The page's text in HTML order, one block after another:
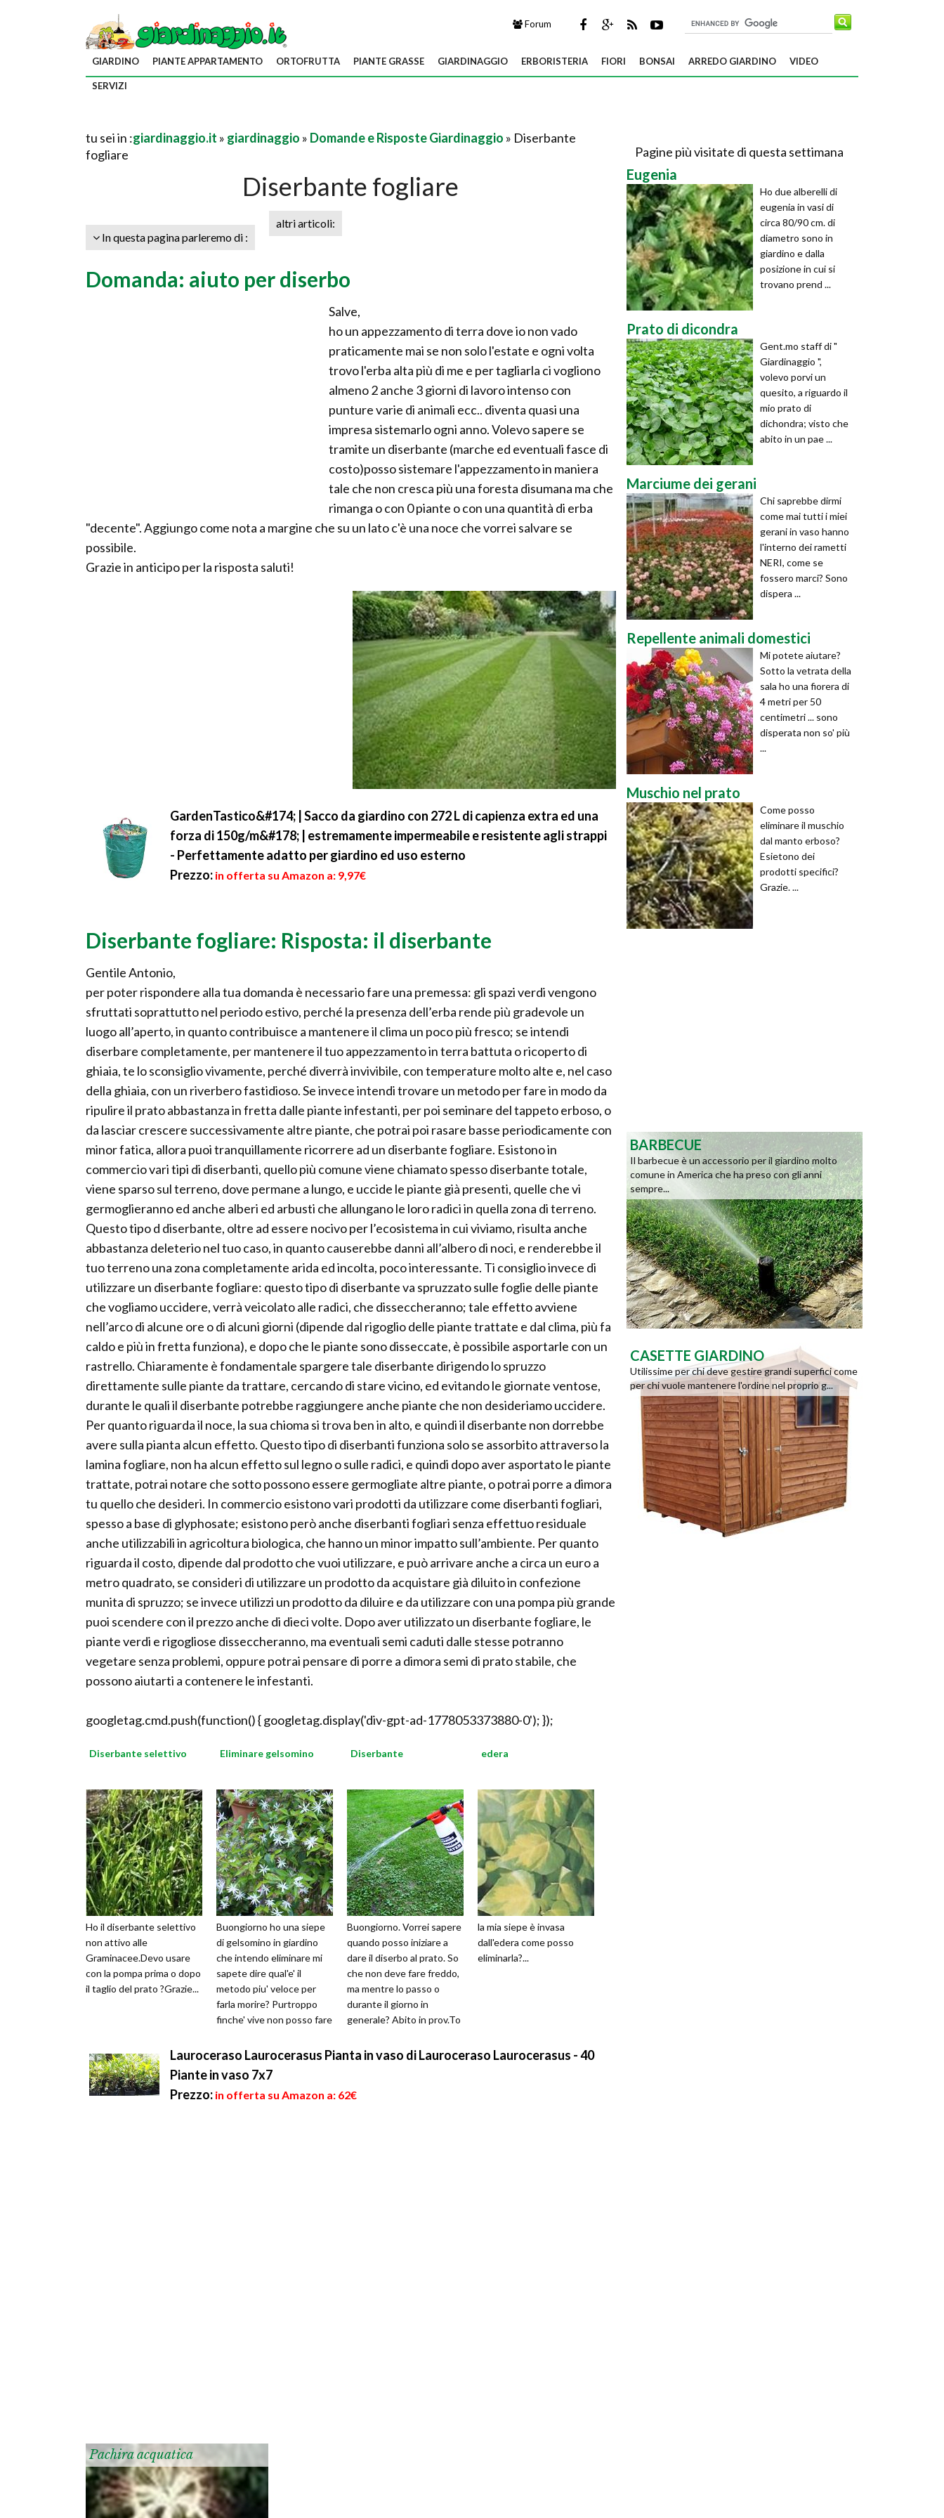
Forum
GIARDINO PIANTE APPARTAMENTO ORTOFRUTTA PIANTE GRASSE GIARDINAGGIO ERBORISTERIA FIORI BONSAI ARREDO GIARDINO VIDEO
SERVIZI
tu sei in :giardinaggio.it » giardinaggio » Domande e Risposte Giardinaggio » Diserbante
fogliare
Diserbante fogliare
In questa pagina parleremo di :
altri articoli:
Domanda: aiuto per diserbo
Salve,
ho un appezzamento di terra dove io non vado
praticamente mai se non solo l'estate e ogni volta
trovo l'erba alta più di me e per tagliarla ci vogliono
almeno 2 anche 3 giorni di lavoro intenso con
punture varie di animali ecc.. diventa quasi una
impresa sistemarlo ogni anno. Volevo sapere se
tramite un diserbante (marche ed eventuali fasce di
costo)posso sistemare l'appezzamento in maniera
tale che non cresca più una foresta disumana ma che
rimanga o con 0 piante o con una quantità di erba
"decente". Aggiungo come nota a margine che su un lato c'è una noce che vorrei salvare se
possibile.
Grazie in anticipo per la risposta saluti!
GardenTastico&#174; | Sacco da giardino con 272 L di capienza extra ed una
forza di 150g/m&#178; | estremamente impermeabile e resistente agli strappi
- Perfettamente adatto per giardino ed uso esterno
Prezzo: in offerta su Amazon a: 9,97€
Diserbante fogliare: Risposta: il diserbante
Gentile Antonio,
per poter rispondere alla tua domanda è necessario fare una premessa: gli spazi verdi vengono
sfruttati soprattutto nel periodo estivo, perché la presenza dell’erba rende più gradevole un
luogo all’aperto, in quanto contribuisce a mantenere il clima un poco più fresco; se intendi
diserbare completamente, per mantenere il tuo appezzamento in terra battuta o ricoperto di
ghiaia, te lo sconsiglio vivamente, perché diverrà invivibile, con temperature molto alte e, nel caso
della ghiaia, con un riverbero fastidioso. Se invece intendi trovare un metodo per fare in modo da
ripulire il prato abbastanza in fretta dalle piante infestanti, per poi seminare del tappeto erboso, o
da lasciar crescere successivamente altre piante, che potrai poi rasare basse periodicamente con
minor fatica, allora puoi tranquillamente ricorrere ad un diserbante fogliare. Esistono in
commercio vari tipi di diserbanti, quello più comune viene chiamato spesso diserbante totale,
viene sparso sul terreno, dove permane a lungo, e uccide le piante già presenti, quelle che vi
germoglieranno ed anche alberi ed arbusti che allungano le loro radici in quella zona di terreno.
Questo tipo d diserbante, oltre ad essere nocivo per l’ecosistema in cui viviamo, risulta anche
abbastanza deleterio nel tuo caso, in quanto causerebbe danni all’albero di noci, e renderebbe il
tuo terreno una zona completamente arida ed incolta, poco interessante. Ti consiglio invece di
utilizzare un diserbante fogliare: questo tipo di diserbante va spruzzato sulle foglie delle piante
che vogliamo uccidere, verrà veicolato alle radici, che disseccheranno; tale effetto avviene
nell’arco di alcune ore o di alcuni giorni (dipende dal rigoglio delle piante trattate e dal clima, più fa
caldo e più in fretta funziona), e dopo che le piante sono disseccate, è possibile asportarle con un
rastrello. Chiaramente è fondamentale spargere tale diserbante dirigendo lo spruzzo
direttamente sulle piante da trattare, cercando di stare vicino, ed evitando le giornate ventose,
durante le quali il diserbante potrebbe raggiungere anche piante che non desideriamo uccidere.
Per quanto riguarda il noce, la sua chioma si trova ben in alto, e quindi il diserbante non dorrebbe
avere sulla pianta alcun effetto. Questo tipo di diserbanti funziona solo se assorbito attraverso la
lamina fogliare, non ha alcun effetto sul legno o sulle radici, e quindi dopo aver asportato le piante
trattate, potrai notare che sotto possono essere germogliate altre piante, o potrai porre a dimora
tu quello che desideri. In commercio esistono vari prodotti da utilizzare come diserbanti fogliari,
spesso a base di glyphosate; esistono però anche diserbanti fogliari senza effettuo residuale
anche utilizzabili in agricoltura biologica, che hanno un minor impatto sull’ambiente. Per quanto
riguarda il costo, dipende dal prodotto che vuoi utilizzare, e può arrivare anche a circa un euro a
metro quadrato, se consideri di utilizzare un prodotto da acquistare già diluito in confezione
munita di spruzzo; se invece utilizzi un prodotto da diluire e da utilizzare con una pompa più grande
puoi scendere con il prezzo anche di dieci volte. Dopo aver utilizzato un diserbante fogliare, le
piante verdi e rigogliose disseccheranno, ma eventuali semi caduti dalle stesse potranno
vegetare senza problemi, oppure potrai pensare di porre a dimora semi di prato stabile, che
possono aiutarti a contenere le infestanti.
googletag.cmd.push(function() { googletag.display('div-gpt-ad-1778053373880-0'); });
Diserbante selettivo
Ho il diserbante selettivo
non attivo alle
Graminacee.Devo usare
con la pompa prima o dopo
il taglio del prato ?Grazie...
Eliminare gelsomino
Buongiorno ho una siepe
di gelsomino in giardino
che intendo eliminare mi
sapete dire qual'e' il
metodo piu' veloce per
farla morire? Purtroppo
finche' vive non posso fare
Diserbante
Buongiorno. Vorrei sapere
quando posso iniziare a
dare il diserbo al prato. So
che non deve fare freddo,
ma mentre lo passo o
durante il giorno in
generale? Abito in prov.To
da...
edera
la mia siepe è invasa
dall'edera come posso
eliminarla?...
Lauroceraso Laurocerasus Pianta in vaso di Lauroceraso Laurocerasus - 40
Piante in vaso 7x7
Prezzo: in offerta su Amazon a: 62€
Pachira acquatica
Pagine più visitate di questa settimana
Eugenia
Ho due alberelli di
eugenia in vasi di
circa 80/90 cm. di
diametro sono in
giardino e dalla
posizione in cui si
trovano prend ...
Prato di dicondra
Gent.mo staff di "
Giardinaggio ",
volevo porvi un
quesito, a riguardo il
mio prato di
dichondra; visto che
abito in un pae ...
Marciume dei gerani
Chi saprebbe dirmi
come mai tutti i miei
gerani in vaso hanno
l'interno dei rametti
NERI, come se
fossero marci? Sono
dispera ...
Repellente animali domestici
Mi potete aiutare?
Sotto la vetrata della
sala ho una fiorera di
4 metri per 50
centimetri ... sono
disperata non so' più
...
Muschio nel prato
Come posso
eliminare il muschio
dal manto erboso?
Esietono dei
prodotti specifici?
Grazie. ...
BARBECUE
Il barbecue è un accessorio per il giardino molto
comune in America che ha preso con gli anni
sempre...
CASETTE GIARDINO
Utilissime per chi deve gestire grandi superfici come
per chi vuole mantenere l'ordine nel proprio g...